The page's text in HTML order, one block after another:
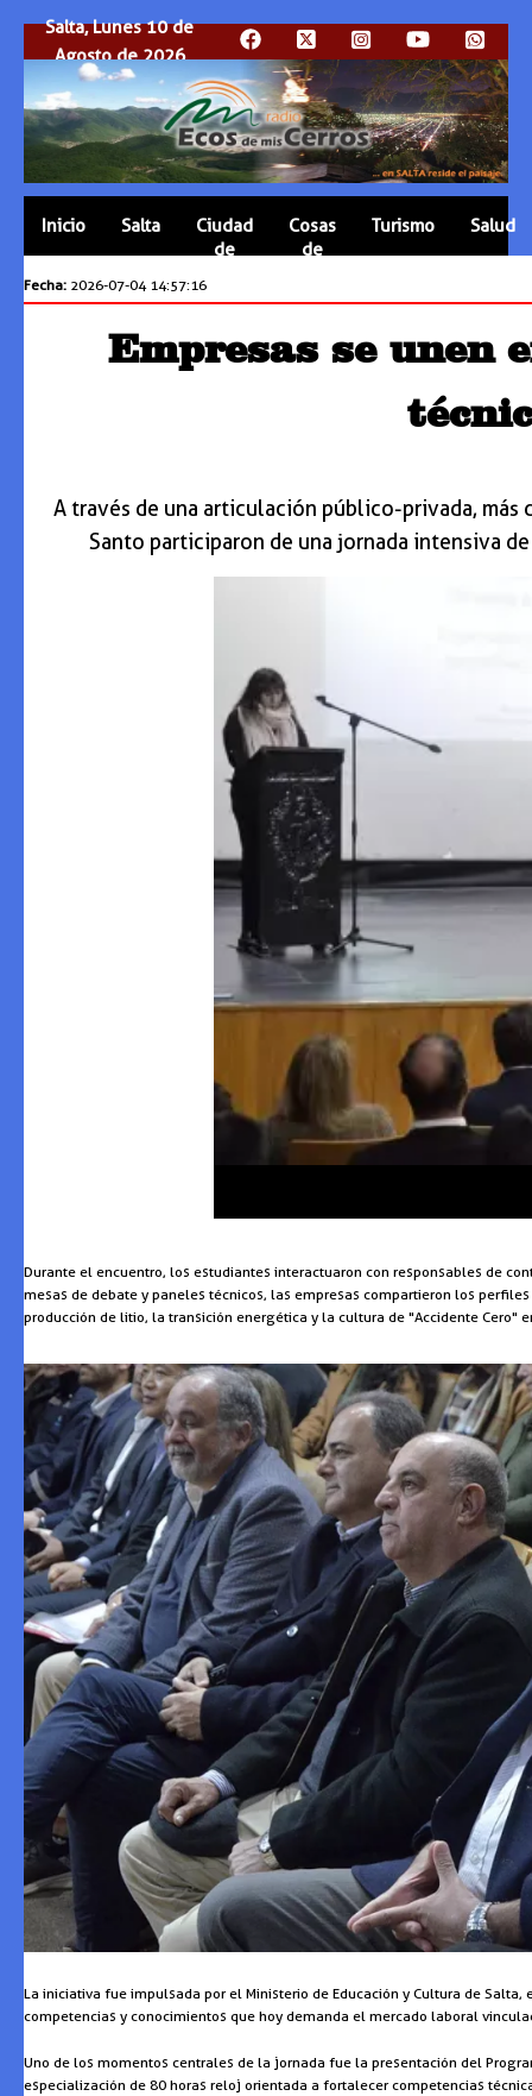
Salta, Lunes 10 de
Agosto de 2026
Inicio Salta
Ciudad
de
Cosas
de
Turismo Salud
Fecha: 2026-07-04 14:57:16
Empresas se unen
A través de una articulación público-privada, más
Santo participaron de una jornada intensiva
Durante el encuentro, los estudiantes interactuaron con responsables de
mesas de debate y paneles técnicos, las empresas compartieron los
producción de litio, la transición energética y la cultura de "Accidente Cero"
La iniciativa fue impulsada por el Ministerio de Educación y Cultura de
competencias y conocimientos que hoy demanda el mercado laboral
Uno de los momentos centrales de la jornada fue la presentación del
especialización de 80 horas reloj orientada a fortalecer competencias